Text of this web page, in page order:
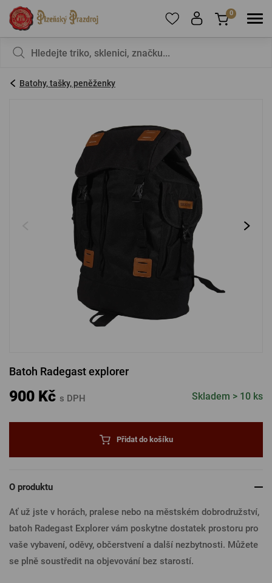
registrujte.
PŘIHLÁSIT SE
Nová registrace
PŘIHLÁSIT PŘES FACEBOOK
PŘIHLÁSIT PŘES SEZNAM
0
Batohy, tašky, peněženky
Batoh Radegast explorer
900 Kč s DPH Skladem > 10 ks
Přidat do košíku
O produktu
Ať už jste v horách, pralese nebo na městském dobrodružství,
batoh Radegast Explorer vám poskytne dostatek prostoru pro
vaše vybavení, oděvy, občerstvení a další nezbytnosti. Můžete
se plně soustředit na objevování bez starostí.